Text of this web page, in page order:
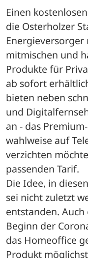
Einen
die Osterholzer
mitmischen und
Produkte für
ab sofort
bieten neben
und
an - das
wahlweise auf
verzichten
passenden Tarif.
Die Idee, in
sei nicht zuletzt
entstanden.
Beginn der
das Homeoffice
Produkt